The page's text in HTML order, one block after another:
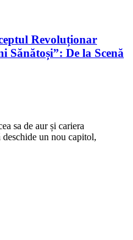
Revoluționar
Sănătoși”: De la Scenă
sa de aur și cariera
un nou capitol,